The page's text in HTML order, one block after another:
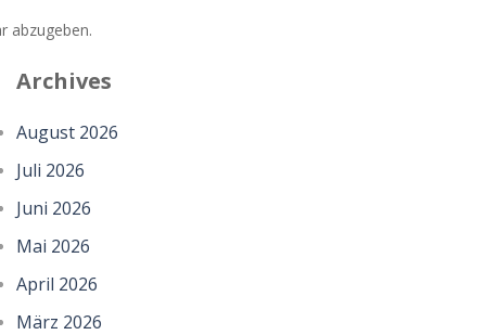
abzugeben.
Archives
August 2026
Juli 2026
Juni 2026
Mai 2026
April 2026
März 2026